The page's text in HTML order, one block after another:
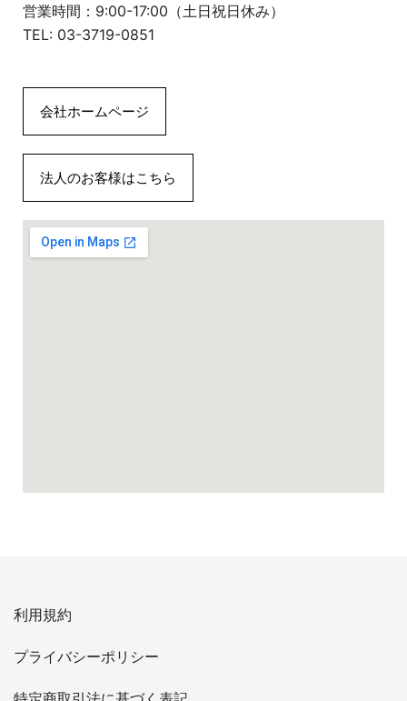
営業時間：9:00-17:00（土日祝日休み）
TEL: 03-3719-0851
会社ホームページ
法人のお客様はこちら
利用規約
プライバシーポリシー